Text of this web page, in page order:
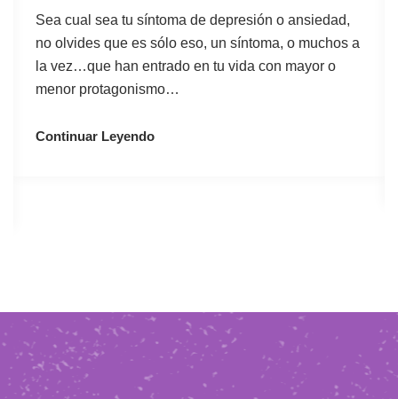
Sea cual sea tu síntoma de depresión o ansiedad,
no olvides que es sólo eso, un síntoma, o muchos a
la vez…que han entrado en tu vida con mayor o
menor protagonismo…
Continuar Leyendo